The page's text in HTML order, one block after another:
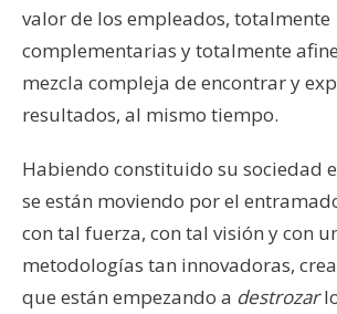
valor de los empleados, totalmente
complementarias y totalmente
mezcla compleja de encontrar y
resultados, al mismo tiempo.
Habiendo constituido su sociedad
se están moviendo por el
con tal fuerza, con tal visión y con
metodologías tan innovadoras,
que están empezando a destrozar